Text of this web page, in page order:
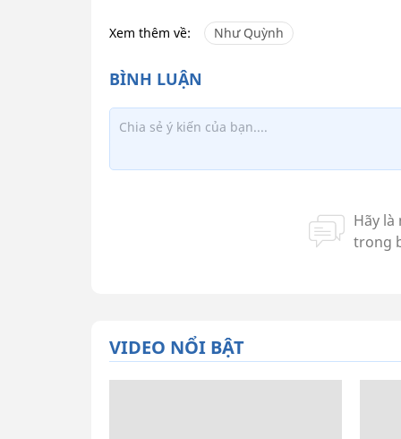
Xem thêm về: Như Quỳnh
VIDEO NỔI BẬT